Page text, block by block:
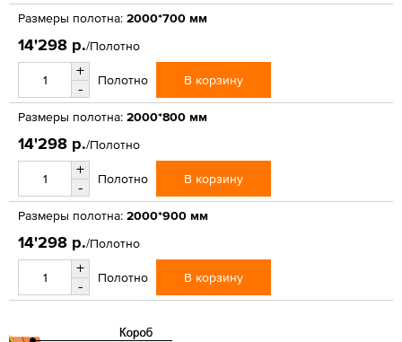
Размеры полотна: 2000*700 мм
14'298 р./Полотно
+
-
Полотно В корзину
Размеры полотна: 2000*800 мм
14'298 р./Полотно
+
-
Полотно В корзину
Размеры полотна: 2000*900 мм
14'298 р./Полотно
+
-
Полотно В корзину